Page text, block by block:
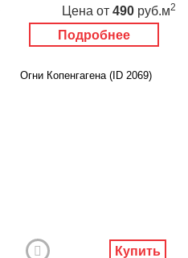
Подробнее
Цена от 490 руб.м2
Огни Копенгагена (ID 2069)
Купить